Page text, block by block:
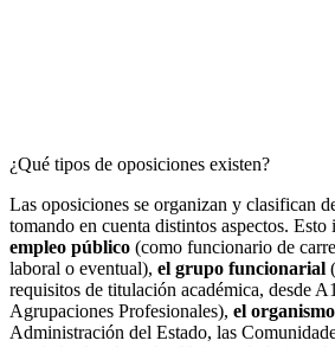
¿Qué tipos de oposiciones existen?
Las oposiciones se organizan y clasifican
tomando en cuenta distintos aspectos. Esto
empleo público (como funcionario de
laboral o eventual), el grupo funcionarial
requisitos de titulación académica, desde
Agrupaciones Profesionales), el
Administración del Estado, las